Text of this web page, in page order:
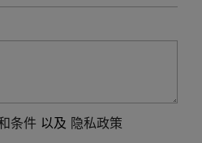
条件 以及 隐私政策